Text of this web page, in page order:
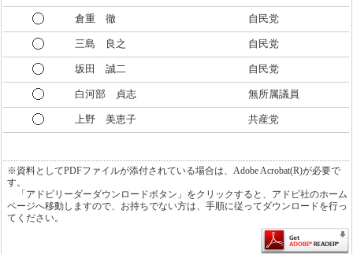
倉重 徹 自民党
三島 良之 自民党
坂田 誠二 自民党
白河部 貞志 無所属議員
上野 美恵子 共産党
※資料としてPDFファイルが添付されている場合は、Adobe Acrobat(R)が必要で
す。
「アドビリーダーダウンロードボタン」をクリックすると、アドビ社のホーム
ページへ移動しますので、お持ちでない方は、手順に従ってダウンロードを行っ
てください。